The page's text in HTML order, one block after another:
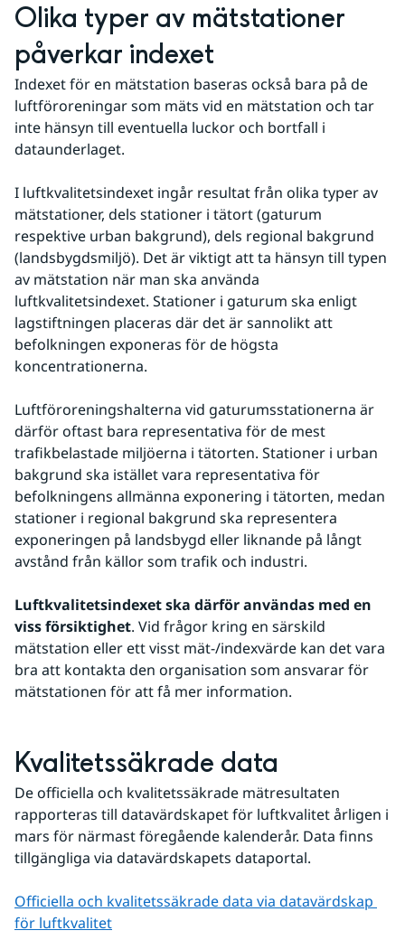
Olika typer av mätstationer
påverkar indexet
Indexet för en mätstation baseras också bara på de
luftföroreningar som mäts vid en mätstation och tar
inte hänsyn till eventuella luckor och bortfall i
dataunderlaget.
I luftkvalitetsindexet ingår resultat från olika typer av
mätstationer, dels stationer i tätort (gaturum
respektive urban bakgrund), dels regional bakgrund
(landsbygdsmiljö). Det är viktigt att ta hänsyn till typen
av mätstation när man ska använda
luftkvalitetsindexet. Stationer i gaturum ska enligt
lagstiftningen placeras där det är sannolikt att
befolkningen exponeras för de högsta
koncentrationerna.
Luftföroreningshalterna vid gaturumsstationerna är
därför oftast bara representativa för de mest
trafikbelastade miljöerna i tätorten. Stationer i urban
bakgrund ska istället vara representativa för
befolkningens allmänna exponering i tätorten, medan
stationer i regional bakgrund ska representera
exponeringen på landsbygd eller liknande på långt
avstånd från källor som trafik och industri.
Luftkvalitetsindexet ska därför användas med en
viss försiktighet. Vid frågor kring en särskild
mätstation eller ett visst mät-/indexvärde kan det vara
bra att kontakta den organisation som ansvarar för
mätstationen för att få mer information.
Kvalitetssäkrade data
De officiella och kvalitetssäkrade mätresultaten
rapporteras till datavärdskapet för luftkvalitet årligen i
mars för närmast föregående kalenderår. Data finns
tillgängliga via datavärdskapets dataportal.
Officiella och kvalitetssäkrade data via datavärdskap
för luftkvalitet